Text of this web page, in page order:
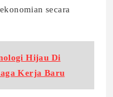
secara
Hijau Di
Kerja Baru